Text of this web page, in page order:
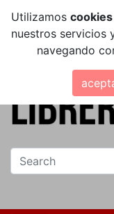
Utilizamos cookies
nuestros servicios
navegando